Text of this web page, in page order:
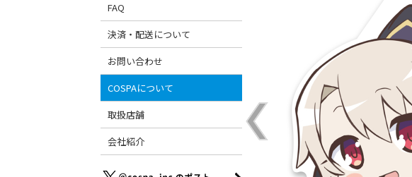
FAQ
決済・配送について
お問い合わせ
COSPAについて
取扱店舗
会社紹介